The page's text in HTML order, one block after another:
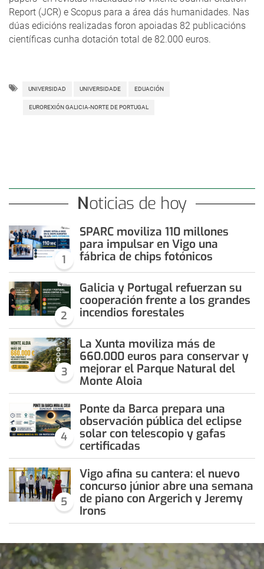
Report (JCR) e Scopus para a área dás humanidades. Nas
dúas edicións realizadas foron apoiadas 82 publicacións
científicas cunha dotación total de 82.000 euros.
UNIVERSIDAD UNIVERSIDADE EDUACIÓN
EUROREXIÓN GALICIA-NORTE DE PORTUGAL
Noticias de hoy
1
SPARC moviliza 110 millones
para impulsar en Vigo una
fábrica de chips fotónicos
2
Galicia y Portugal refuerzan su
cooperación frente a los grandes
incendios forestales
3
La Xunta moviliza más de
660.000 euros para conservar y
mejorar el Parque Natural del
Monte Aloia
4
Ponte da Barca prepara una
observación pública del eclipse
solar con telescopio y gafas
certificadas
5
Vigo afina su cantera: el nuevo
concurso júnior abre una semana
de piano con Argerich y Jeremy
Irons